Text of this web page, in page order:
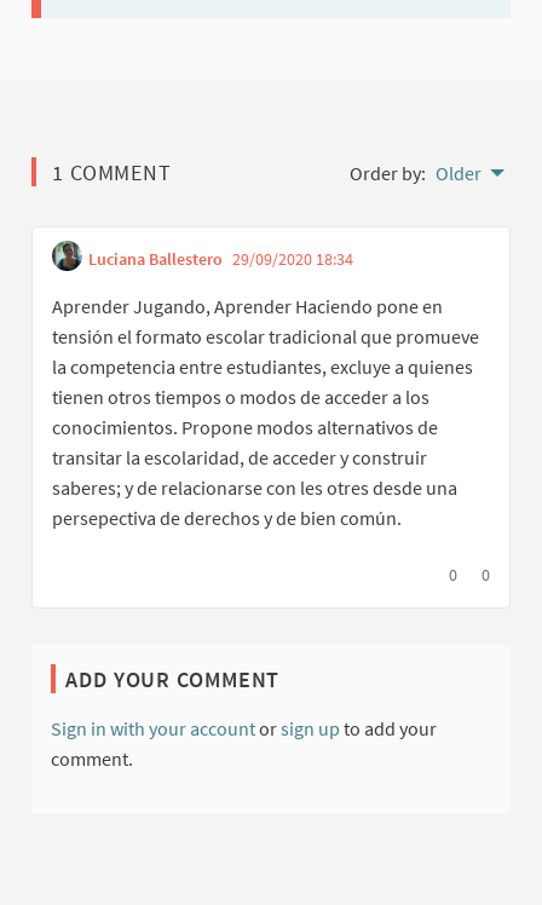
1 COMMENT Order by: Older
Luciana Ballestero 29/09/2020 18:34
Aprender Jugando, Aprender Haciendo pone en
tensión el formato escolar tradicional que promueve
la competencia entre estudiantes, excluye a quienes
tienen otros tiempos o modos de acceder a los
conocimientos. Propone modos alternativos de
transitar la escolaridad, de acceder y construir
saberes; y de relacionarse con les otres desde una
persepectiva de derechos y de bien común.
I agree with
0 I0
ADD YOUR COMMENT
Sign in with your accountorsign up to add your
comment.